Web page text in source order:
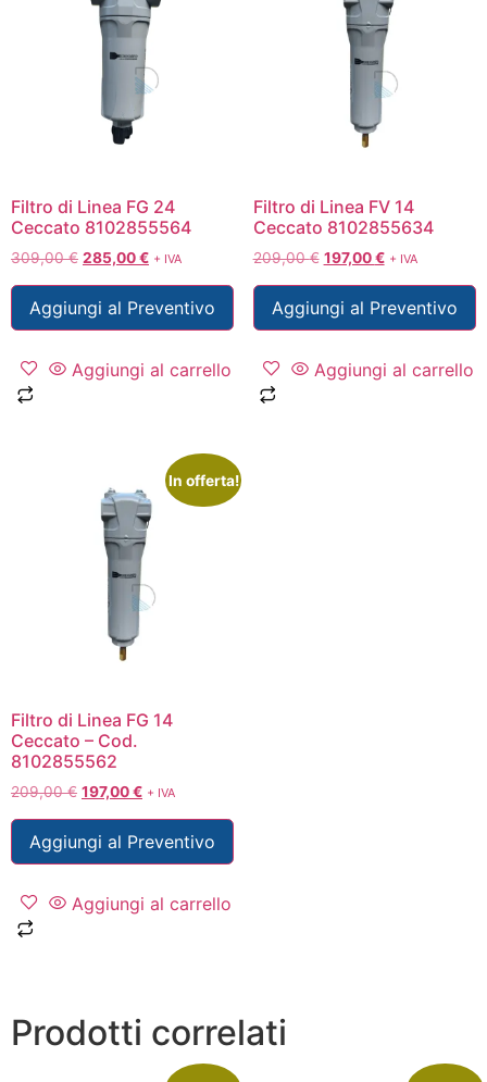
Filtro di Linea FG 24
Ceccato 8102855564
309,00€ 285,00€ + IVA
Aggiungi al Preventivo
Aggiungi al carrello
Filtro di Linea FV 14
Ceccato 8102855634
209,00€ 197,00€ + IVA
Aggiungi al Preventivo
Aggiungi al carrello
In offerta!
Filtro di Linea FG 14
Ceccato – Cod.
8102855562
209,00€ 197,00€ + IVA
Aggiungi al Preventivo
Aggiungi al carrello
Prodotti correlati